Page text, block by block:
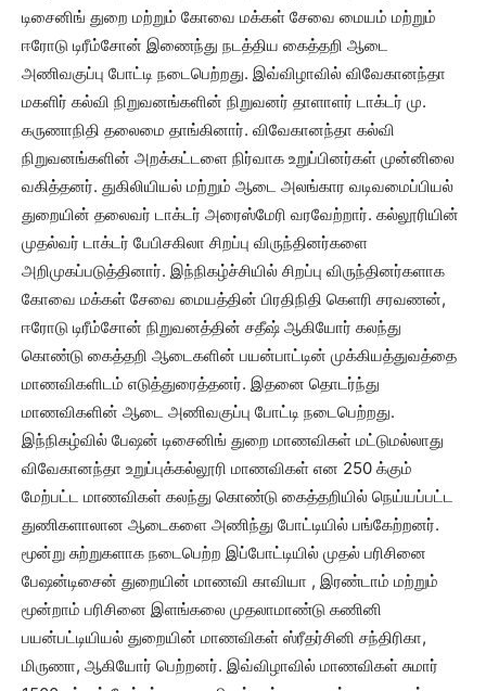
டிசைனிங் துறை மற்றும் கோவை மக்கள் சேவை மையம் மற்றும்
ஈரோடு டிரீம்சோன் இணைந்து நடத்திய கைத்தறி ஆடை
அணிவகுப்பு போட்டி நடைபெற்றது. இவ்விழாவில் விவேகானந்தா
மகளிர் கல்வி நிறுவனங்களின் நிறுவனர் தாளாளர் டாக்டர் மு.
கருணாநிதி தலைமை தாங்கினார். விவேகானந்தா கல்வி
நிறுவனங்களின் அறக்கட்டளை நிர்வாக உறுப்பினர்கள் முன்னிலை
வகித்தனர். துகிலியியல் மற்றும் ஆடை அலங்கார வடிவமைப்பியல்
துறையின் தலைவர் டாக்டர் அரைஸ்மேரி வரவேற்றார். கல்லூரியின்
முதல்வர் டாக்டர் பேபிசகிலா சிறப்பு விருந்தினர்களை
அறிமுகப்படுத்தினார். இந்நிகழ்ச்சியில் சிறப்பு விருந்தினர்களாக
கோவை மக்கள் சேவை மையத்தின் பிரதிநிதி கெளரி சரவணன்,
ஈரோடு டிரீம்சோன் நிறுவனத்தின் சதீஷ் ஆகியோர் கலந்து
கொண்டு கைத்தறி ஆடைகளின் பயன்பாட்டின் முக்கியத்துவத்தை
மாணவிகளிடம் எடுத்துரைத்தனர். இதனை தொடர்ந்து
மாணவிகளின் ஆடை அணிவகுப்பு போட்டி நடைபெற்றது.
இந்நிகழ்வில் பேஷன் டிசைனிங் துறை மாணவிகள் மட்டுமல்லாது
விவேகானந்தா உறுப்புக்கல்லூரி மாணவிகள் என 250 க்கும்
மேற்பட்ட மாணவிகள் கலந்து கொண்டு கைத்தறியில் நெய்யப்பட்ட
துணிகளாலான ஆடைகளை அணிந்து போட்டியில் பங்கேற்றனர்.
மூன்று சுற்றுகளாக நடைபெற்ற இப்போட்டியில் முதல் பரிசினை
பேஷன்டிசைன் துறையின் மாணவி காவியா , இரண்டாம் மற்றும்
மூன்றாம் பரிசினை இளங்கலை முதலாமாண்டு கணினி
பயன்பட்டியியல் துறையின் மாணவிகள் ஸ்ரீதர்சினி சந்திரிகா,
மிருணா, ஆகியோர் பெற்றனர். இவ்விழாவில் மாணவிகள் சுமார்